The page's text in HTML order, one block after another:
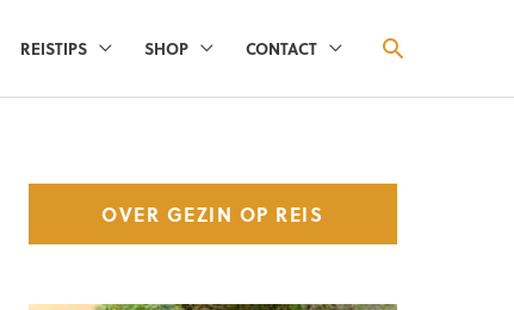
REISTIPS SHOP CONTACT ZOEKEN
OVER GEZIN OP REIS